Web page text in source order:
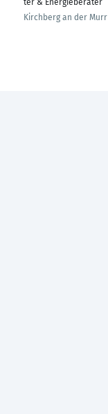
ter & Energieberater
Kirchberg an der Murr